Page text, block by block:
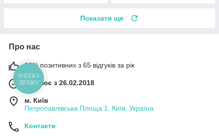
Показати ще
Про нас
98% позитивних з 65 відгуків за рік
Працює з 26.02.2018
м. Київ
Петропавлівська Площа 1, Київ, Україна
Контакти
КНОПКА
ЗВ'ЯЗКУ